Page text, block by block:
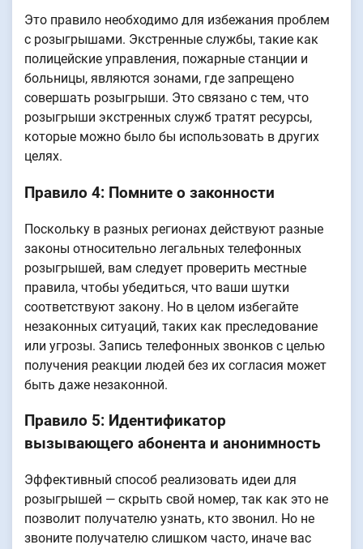
Это правило необходимо для избежания проблем
с розыгрышами. Экстренные службы, такие как
полицейские управления, пожарные станции и
больницы, являются зонами, где запрещено
совершать розыгрыши. Это связано с тем, что
розыгрыши экстренных служб тратят ресурсы,
которые можно было бы использовать в других
целях.
Правило 4: Помните о законности
Поскольку в разных регионах действуют разные
законы относительно легальных телефонных
розыгрышей, вам следует проверить местные
правила, чтобы убедиться, что ваши шутки
соответствуют закону. Но в целом избегайте
незаконных ситуаций, таких как преследование
или угрозы. Запись телефонных звонков с целью
получения реакции людей без их согласия может
быть даже незаконной.
Правило 5: Идентификатор
вызывающего абонента и анонимность
Эффективный способ реализовать идеи для
розыгрышей — скрыть свой номер, так как это не
позволит получателю узнать, кто звонил. Но не
звоните получателю слишком часто, иначе вас